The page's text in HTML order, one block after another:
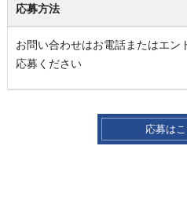
応募方法
お問い合わせはお電話またはエ
応募ください
応募は